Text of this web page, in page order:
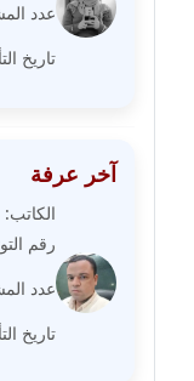
عاملة
مدونة غادة سيد
مدونة غازي جابر
عاملة
مدونة فاطمة
عاملة
مدونة فاطمة
عدد
تاريخ
آخر عرفة
الكاتب:
رقم
عدد
تاريخ